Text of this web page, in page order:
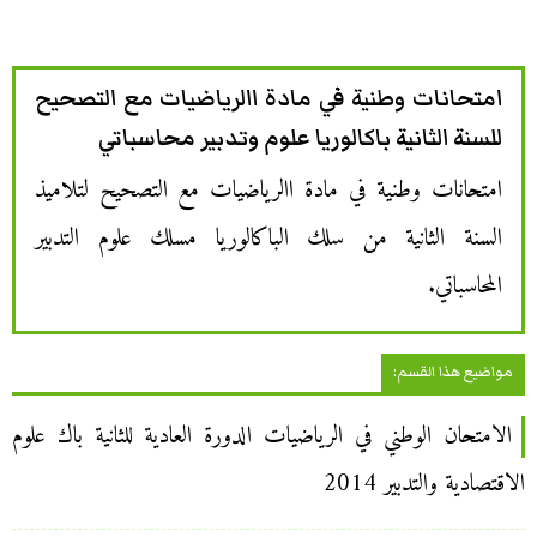
امتحانات وطنية في مادة االرياضيات مع التصحيح
للسنة الثانية باكالوريا علوم وتدبير محاسباتي
امتحانات وطنية في مادة االرياضيات مع التصحيح لتلاميذ
السنة الثانية من سلك الباكالوريا مسلك علوم التدبير
المحاسباتي.
مواضيع هذا القسم:
الامتحان الوطني في الرياضيات الدورة العادية للثانية باك علوم
الاقتصادية والتدبير 2014